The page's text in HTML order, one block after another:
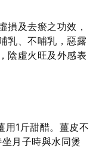
損及去瘀之功效，
乳、不哺乳，惡露
陰虛火旺及外感表
用1斤甜醋。薑皮不
月子時與水同煲